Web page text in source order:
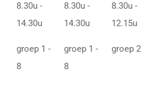
8.30u -
14.30u
8.30u -
14.30u
8.30u -
12.15u
groep 1 -
8
groep 1 -
8
groep 2